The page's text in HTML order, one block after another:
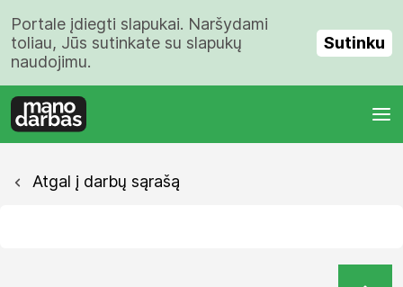
Portale įdiegti slapukai. Naršydami
toliau, Jūs sutinkate su slapukų
naudojimu.
Sutinku
Atgal į darbų sąrašą